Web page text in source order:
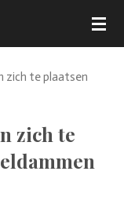
zich te plaatsen
zich te